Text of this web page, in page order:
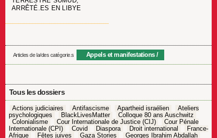
ARRÊTÉ.ES EN LIBYE
Articles de la/des catégorie.s Appels et manifestations
Tous les dossiers
Actions judiciaires Antifascisme Apartheid israélien
Ateliers
psychologiques
BlackLivesMatter
Colloque 80 ans Auschwitz
Colonialisme
Cour Internationale de Justice (CIJ)
Cour Pénale
Internationale (CPI)
Covid Diaspora Droit international
France-
Afrique
Fêtes juives Gaza Stories
Georges Ibrahim Abdallah